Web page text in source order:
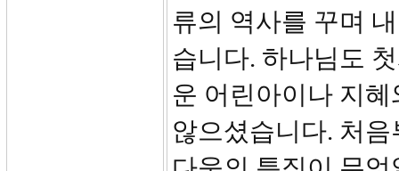
류의 역사를 꾸며
습니다. 하나님도
운 어린아이나 지
않으셨습니다. 처